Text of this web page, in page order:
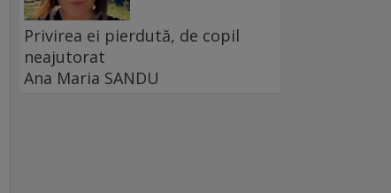
Privirea ei pierdută, de copil
neajutorat
Ana Maria SANDU